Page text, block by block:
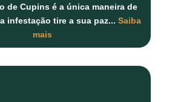
de Cupins é a única maneira de
infestação tire a sua paz... Saiba
mais